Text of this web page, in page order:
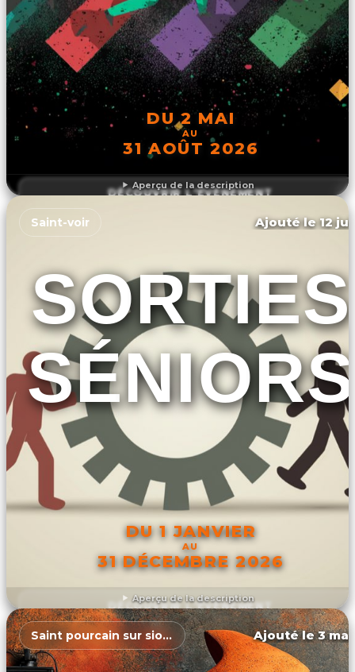
Aperçu de la description
DU 2 MAI
AU
31 AOÛT 2026
DÉCOUVRIR L'ÉVÉNEMENT
Aperçu de la description
Saint-voir Ajouté le 12
SORTIES
SÉNIORS
DU 1 JANVIER
AU
31 DÉCEMBRE 2026
DÉCOUVRIR L'ÉVÉNEMENT
Saint pourcain sur sioule Ajouté le 3